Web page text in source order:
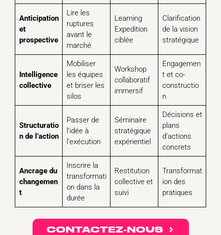
Anticipation
et
prospective
Lire les
ruptures
avant le
marché
Learning
Expedition
ciblée
Clarification
de la vision
stratégique
Intelligence
collective
Mobiliser
les équipes
et briser les
silos
Workshop
collaboratif
immersif
Engagemen
t et co-
constructio
n
Structuratio
n de l’action
Passer de
l’idée à
l’exécution
Séminaire
stratégique
expérientiel
Décisions et
plans
d’actions
concrets
Ancrage du
changemen
t
Inscrire la
transformati
on dans la
durée
Restitution
collective et
suivi
Transformat
ion des
pratiques
CONTACTEZ-NOUS